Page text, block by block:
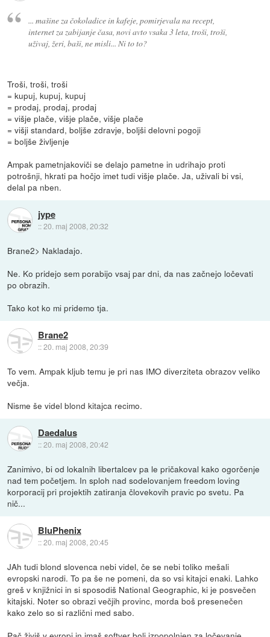
... mašine za čokoladice in kafeje, pomirjevala na recept,
internet za zabijanje časa, novi avto vsaka 3 leta, troši, troši,
uživaj, žeri, baši, ne misli... Ni to to?
Troši, troši, troši
= kupuj, kupuj, kupuj
= prodaj, prodaj, prodaj
= višje plače, višje plače, višje plače
= višji standard, boljše zdravje, boljši delovni pogoji
= boljše življenje
Ampak pametnjakoviči se delajo pametne in udrihajo proti
potrošnji, hkrati pa hočjo imet tudi višje plače. Ja, uživali bi vsi,
delal pa nben.
jype
::20. maj 2008, 20:32
Brane2> Nakladajo.
Ne. Ko pridejo sem porabijo vsaj par dni, da nas začnejo ločevati
po obrazih.
Tako kot ko mi pridemo tja.
Brane2
::20. maj 2008, 20:39
To vem. Ampak kljub temu je pri nas IMO diverziteta obrazov veliko
večja.
Nisme še videl blond kitajca recimo.
Daedalus
::20. maj 2008, 20:42
Zanimivo, bi od lokalnih libertalcev pa le pričakoval kako ogorčenje
nad tem početjem. In sploh nad sodelovanjem freedom loving
korporacij pri projektih zatiranja človekovih pravic po svetu. Pa
nič...
BluPhenix
::20. maj 2008, 20:45
JAh tudi blond slovenca nebi videl, če se nebi toliko mešali
evropski narodi. To pa še ne pomeni, da so vsi kitajci enaki. Lahko
greš v knjižnici in si sposodiš National Geographic, ki je posvečen
kitajski. Noter so obrazi večjih provinc, morda boš presenečen
kako zelo so si različni med sabo.